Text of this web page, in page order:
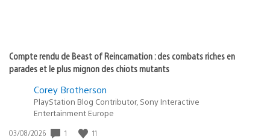
Compte rendu de Beast of Reincarnation : des combats riches en
parades et le plus mignon des chiots mutants
Corey Brotherson
PlayStation Blog Contributor, Sony Interactive
Entertainment Europe
Date
03/08/2026 1 11